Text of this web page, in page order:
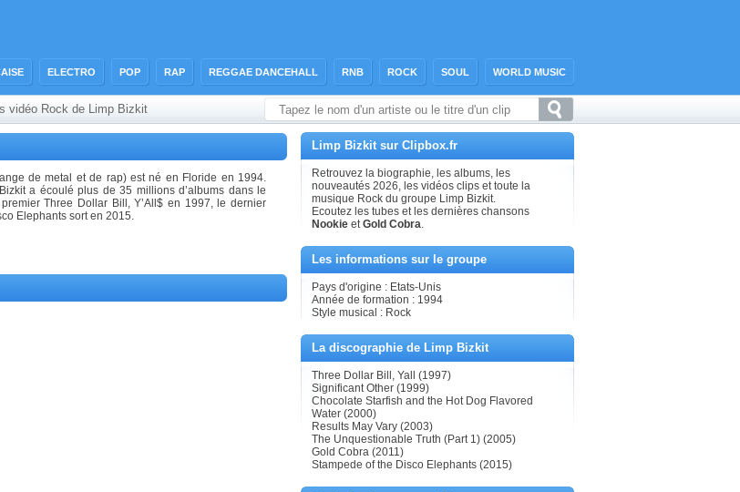
ELECTRO POP RAP REGGAE DANCEHALL RNB ROCK SOUL WORLD MUSIC
vidéo Rock de Limp Bizkit
de metal et de rap) est né en Floride en 1994.
a écoulé plus de 35 millions d’albums dans le
Three Dollar Bill, Y’All$ en 1997, le dernier
Elephants sort en 2015.
Limp Bizkit sur Clipbox.fr
Retrouvez la biographie, les albums, les
nouveautés 2026, les vidéos clips et toute la
musique Rock du groupe Limp Bizkit.
Ecoutez les tubes et les dernières chansons
Nookie etGold Cobra.
Les informations sur le groupe
Pays d'origine : Etats-Unis
Année de formation : 1994
Style musical : Rock
La discographie de Limp Bizkit
Three Dollar Bill, Yall (1997)
Significant Other (1999)
Chocolate Starfish and the Hot Dog Flavored
Water (2000)
Results May Vary (2003)
The Unquestionable Truth (Part 1) (2005)
Gold Cobra (2011)
Stampede of the Disco Elephants (2015)